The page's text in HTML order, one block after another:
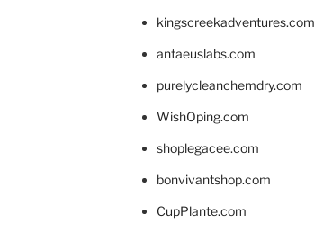
kingscreekadventures.com
antaeuslabs.com
purelycleanchemdry.com
WishOping.com
shoplegacee.com
bonvivantshop.com
CupPlante.com